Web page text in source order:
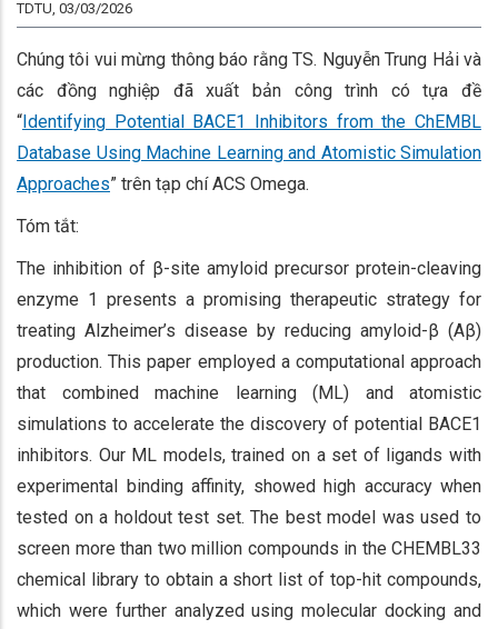
TDTU, 03/03/2026
Chúng tôi vui mừng thông báo rằng TS. Nguyễn Trung Hải và
các đồng nghiệp đã xuất bản công trình có tựa đề
“Identifying Potential BACE1 Inhibitors from the ChEMBL
Database Using Machine Learning and Atomistic Simulation
Approaches” trên tạp chí ACS Omega.
Tóm tắt:
The inhibition of β-site amyloid precursor protein-cleaving
enzyme 1 presents a promising therapeutic strategy for
treating Alzheimer’s disease by reducing amyloid-β (Aβ)
production. This paper employed a computational approach
that combined machine learning (ML) and atomistic
simulations to accelerate the discovery of potential BACE1
inhibitors. Our ML models, trained on a set of ligands with
experimental binding affinity, showed high accuracy when
tested on a holdout test set. The best model was used to
screen more than two million compounds in the CHEMBL33
chemical library to obtain a short list of top-hit compounds,
which were further analyzed using molecular docking and